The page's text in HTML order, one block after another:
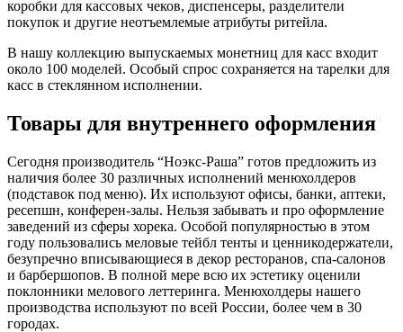
коробки для кассовых чеков, диспенсеры, разделители
покупок и другие неотъемлемые атрибуты ритейла.
В нашу коллекцию выпускаемых монетниц для касс входит
около 100 моделей. Особый спрос сохраняется на тарелки для
касс в стеклянном исполнении.
Товары для внутреннего оформления
Сегодня производитель “Ноэкс-Раша” готов предложить из
наличия более 30 различных исполнений менюхолдеров
(подставок под меню). Их используют офисы, банки, аптеки,
ресепшн, конферен-залы. Нельзя забывать и про оформление
заведений из сферы хорека. Особой популярностью в этом
году пользовались меловые тейбл тенты и ценникодержатели,
безупречно вписывающиеся в декор ресторанов, спа-салонов
и барбершопов. В полной мере всю их эстетику оценили
поклонники мелового леттеринга. Менюхолдеры нашего
производства используют по всей России, более чем в 30
городах.